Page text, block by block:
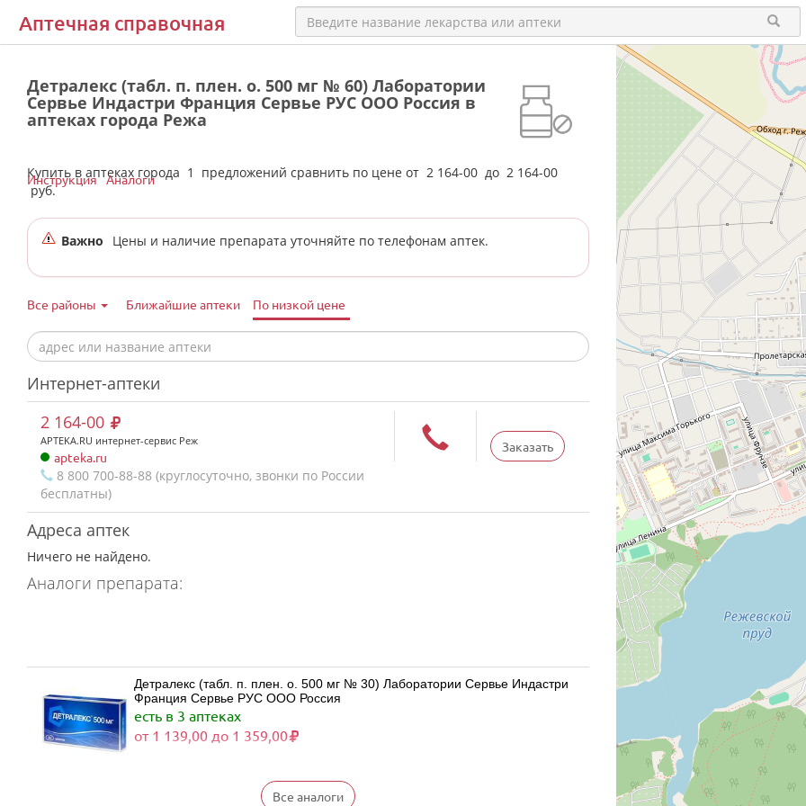
Аптечная справочная
Детралекс (табл. п. плен. о. 500 мг № 60) Лаборатории
Сервье Индастри Франция Сервье РУС ООО Россия в
аптеках города Режа
Купить в аптеках города 1 предложений сравнить по цене от 2 164-00 до 2 164-00
руб.
Инструкция Аналоги
Важно Цены и наличие препарата уточняйте по телефонам аптек.
Все районы Ближайшие аптеки По низкой цене
Интернет-аптеки
Заказать
2 164-00
APTEKA.RU интернет-сервис Реж
apteka.ru
8 800 700-88-88 (круглосуточно, звонки по России
бесплатны)
Адреса аптек
Ничего не найдено.
Аналоги препарата:
Детралекс (табл. п. плен. о. 500 мг № 30) Лаборатории Сервье Индастри
Франция Сервье РУС ООО Россия
есть в 3 аптеках
от 1 139,00 до 1 359,00
Детралекс (табл. п. плен. о. 500 мг № 60) Лаборатории Сервье Индастри
Все аналоги